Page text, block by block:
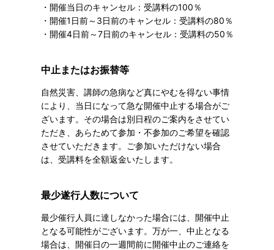
・開催当日のキャンセル：受講料の100％
・開催1日前～3日前のキャンセル：受講料の80％
・開催4日前～7日前のキャンセル：受講料の50％
中止またはお振替等
自然災害、講師の急病など真にやむを得ない事情
により、当日になって急な開催中止する場合がご
ざいます。その場合は別日程のご案内をさせてい
ただき、あらためて参加・不参加のご希望を確認
させていただきます。ご参加いただけない場合
は、受講料を全額返金いたします。
最少遂行人数について
最少催行人員に達しなかった場合には、開催中止
となる可能性がございます。万が一、中止となる
場合は、開催日の一週間前に開催中止のご連絡を